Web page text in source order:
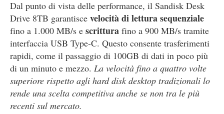
Dal punto di vista delle performance, il Sandisk Desk
Drive 8TB garantisce velocità di lettura sequenziale
fino a 1.000 MB/s e scrittura fino a 900 MB/s tramite
interfaccia USB Type-C. Questo consente trasferimenti
rapidi, come il passaggio di 100GB di dati in poco più
di un minuto e mezzo. La velocità fino a quattro volte
superiore rispetto agli hard disk desktop tradizionali lo
rende una scelta competitiva anche se non tra le più
recenti sul mercato.